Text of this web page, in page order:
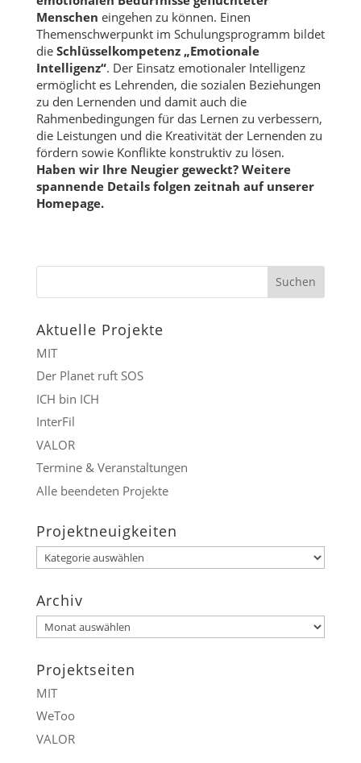
Menschen eingehen zu können. Einen
Themenschwerpunkt im Schulungsprogramm bildet
die Schlüsselkompetenz „Emotionale
Intelligenz“. Der Einsatz emotionaler Intelligenz
ermöglicht es Lehrenden, die sozialen Beziehungen
zu den Lernenden und damit auch die
Rahmenbedingungen für das Lernen zu verbessern,
die Leistungen und die Kreativität der Lernenden zu
fördern sowie Konflikte konstruktiv zu lösen.
Haben wir Ihre Neugier geweckt? Weitere
spannende Details folgen zeitnah auf unserer
Homepage.
Aktuelle Projekte
MIT
Der Planet ruft SOS
ICH bin ICH
InterFil
VALOR
Termine & Veranstaltungen
Alle beendeten Projekte
Projektneuigkeiten
Projektneuigkeiten
Archiv
Archiv
Projektseiten
MIT
WeToo
VALOR